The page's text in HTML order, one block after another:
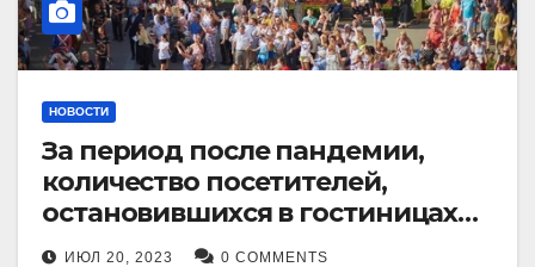
НОВОСТИ
За период после пандемии,
количество посетителей,
остановившихся в гостиницах
Кисловодска, выросло в 2,5 раза.
ИЮЛ 20, 2023 0 COMMENTS